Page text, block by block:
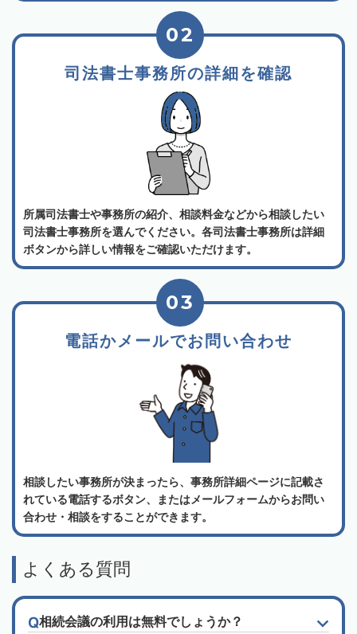
司法書士事務所の詳細を確認
02
所属司法書士や事務所の紹介、相談料金などから相談したい
司法書士事務所を選んでください。各司法書士事務所は詳細
ボタンから詳しい情報をご確認いただけます。
電話かメールでお問い合わせ
03
相談したい事務所が決まったら、事務所詳細ページに記載さ
れている電話するボタン、またはメールフォームからお問い
合わせ・相談をすることができます。
よくある質問
相続会議の利用は無料でしょうか？